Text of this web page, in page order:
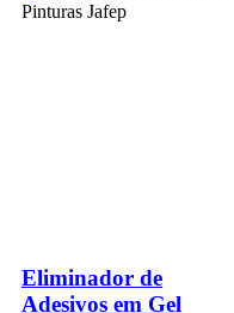
Eliminador de
Adesivos em Gel